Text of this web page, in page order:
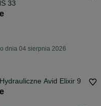
33
dnia 04 sierpnia 2026
Avid Elixir 9